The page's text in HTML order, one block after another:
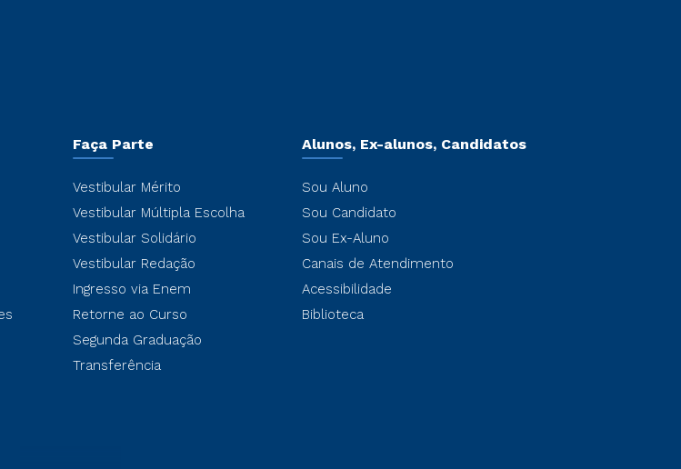
Faça Parte
Vestibular Mérito
Vestibular Múltipla Escolha
Vestibular Solidário
Vestibular Redação
Ingresso via Enem
Retorne ao Curso
Segunda Graduação
Transferência
Alunos, Ex-alunos, Candidatos
Sou Aluno
Sou Candidato
Sou Ex-Aluno
Canais de Atendimento
Acessibilidade
Biblioteca